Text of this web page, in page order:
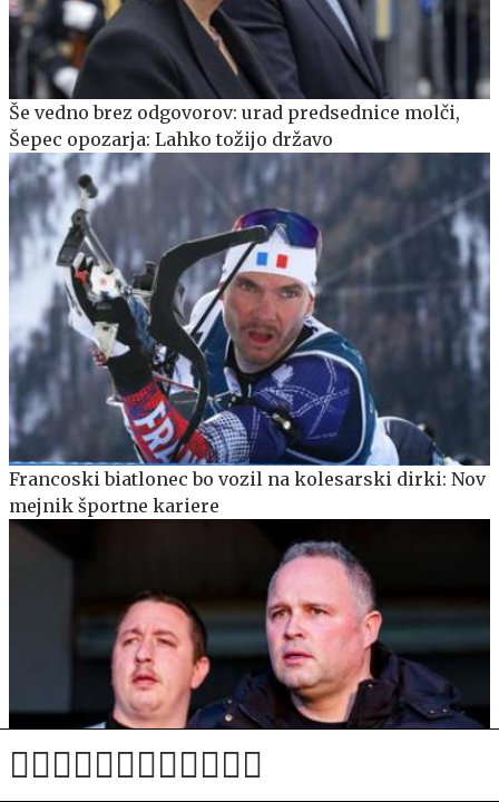
Še vedno brez odgovorov: urad predsednice molči,
Šepec opozarja: Lahko tožijo državo
Francoski biatlonec bo vozil na kolesarski dirki: Nov
mejnik športne kariere